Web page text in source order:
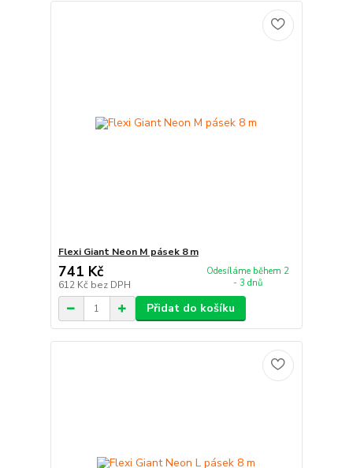
Flexi Giant Neon M pásek 8 m
741 Kč
612 Kč bez DPH
Odesíláme během 2
- 3 dnů
Přidat do košíku